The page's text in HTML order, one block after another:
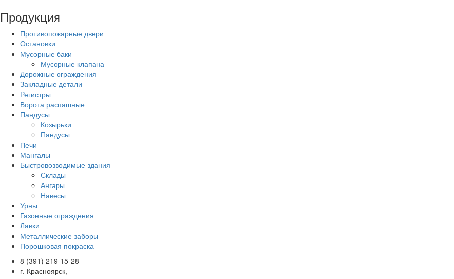
Продукция
Противопожарные двери
Остановки
Мусорные баки
Мусорные клапана
Дорожные ограждения
Закладные детали
Регистры
Ворота распашные
Пандусы
Козырьки
Пандусы
Печи
Мангалы
Быстровозводимые здания
Склады
Ангары
Навесы
Урны
Газонные ограждения
Лавки
Металлические заборы
Порошковая покраска
8 (391) 219-15-28
г. Красноярск,